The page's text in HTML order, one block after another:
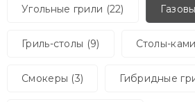
Угольные грили (22)
Гриль-столы (9) Столы-
Смокеры (3) Гибридные